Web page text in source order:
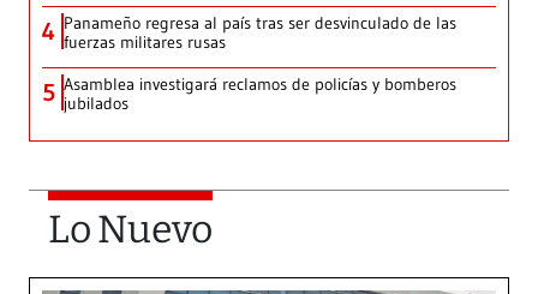
4 Panameño regresa al país tras ser desvinculado de las
fuerzas militares rusas
5 Asamblea investigará reclamos de policías y bomberos
jubilados
Lo Nuevo